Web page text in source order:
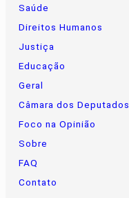
Saúde
Direitos Humanos
Justiça
Educação
Geral
Câmara dos Deputados
Foco na Opinião
Sobre
FAQ
Contato